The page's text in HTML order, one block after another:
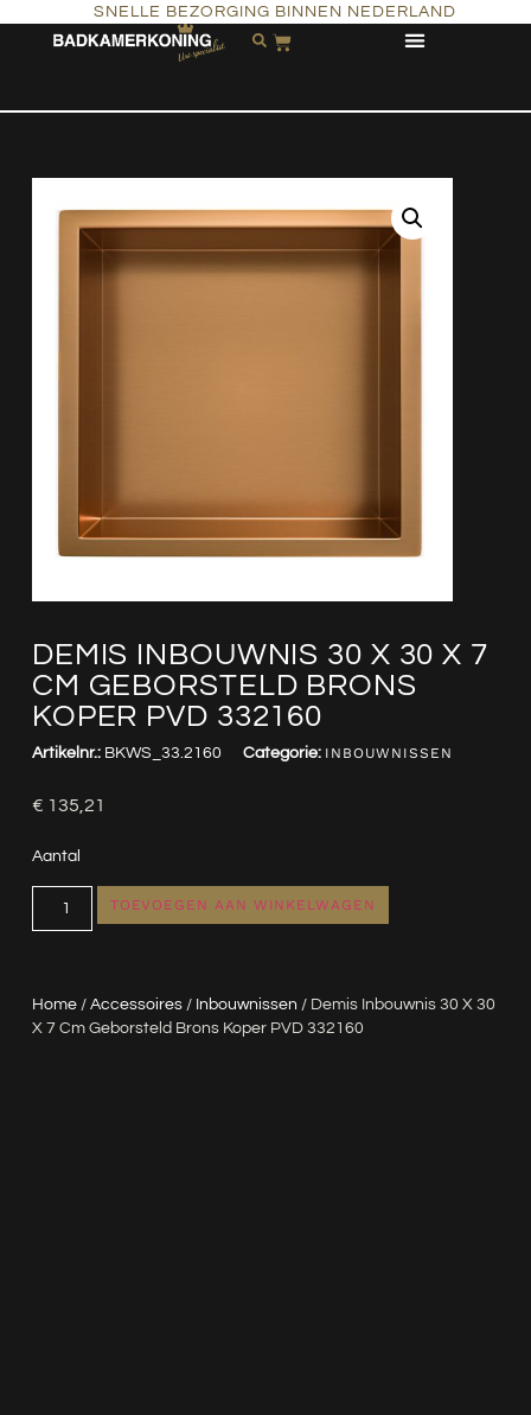
SNELLE BEZORGING BINNEN NEDERLAND
DEMIS INBOUWNIS 30 X 30 X 7
CM GEBORSTELD BRONS
KOPER PVD 332160
Home/ Accessoires/ Inbouwnissen / Demis Inbouwnis 30 X 30
X 7 Cm Geborsteld Brons Koper PVD 332160
Artikelnr.: BKWS_33.2160 Categorie: INBOUWNISSEN
€ 135,21
Aantal
TOEVOEGEN AAN WINKELWAGEN